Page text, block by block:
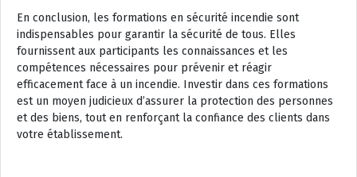
En conclusion, les formations en sécurité incendie sont
indispensables pour garantir la sécurité de tous. Elles
fournissent aux participants les connaissances et les
compétences nécessaires pour prévenir et réagir
efficacement face à un incendie. Investir dans ces formations
est un moyen judicieux d’assurer la protection des personnes
et des biens, tout en renforçant la confiance des clients dans
votre établissement.